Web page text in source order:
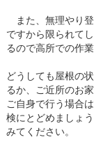
また、無理やり
ですから限られて
るので高所での作
どうしても屋根の
るか、ご近所のお
ご自身で行う場合
検にとどめましょ
みてください。